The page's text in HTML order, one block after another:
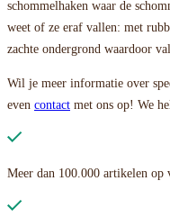
schommelhaken waar de
weet of ze eraf vallen: met
zachte ondergrond waardoor
Wil je meer informatie over
even contact met ons op! We
Meer dan 100.000 artikelen op